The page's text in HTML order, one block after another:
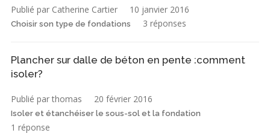
Publié par Catherine Cartier 10 janvier 2016
Choisir son type de fondations 3 réponses
Plancher sur dalle de béton en pente :comment
isoler?
Publié par thomas 20 février 2016
Isoler et étanchéiser le sous-sol et la fondation
1 réponse